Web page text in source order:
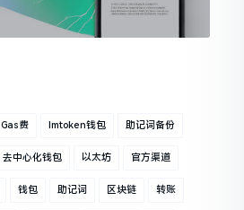
Gas费 Imtoken钱包 助记词备份
去中心化钱包 以太坊 官方渠道
钱包 助记词 区块链 转账